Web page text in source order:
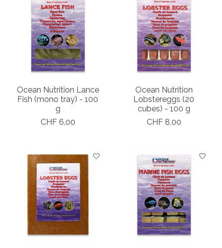
Ocean Nutrition Lance
Fish (mono tray) - 100
g
CHF 6,00
Ocean Nutrition
Lobstereggs (20
cubes) - 100 g
CHF 8,00